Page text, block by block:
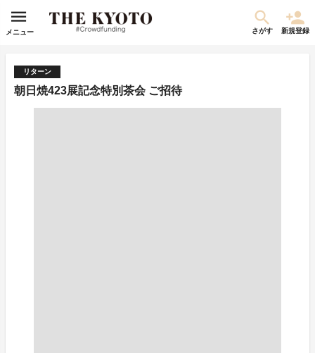
メニュー さがす 新規登録
リターン
朝日焼423展記念特別茶会 ご招待